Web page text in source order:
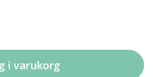
i varukorg